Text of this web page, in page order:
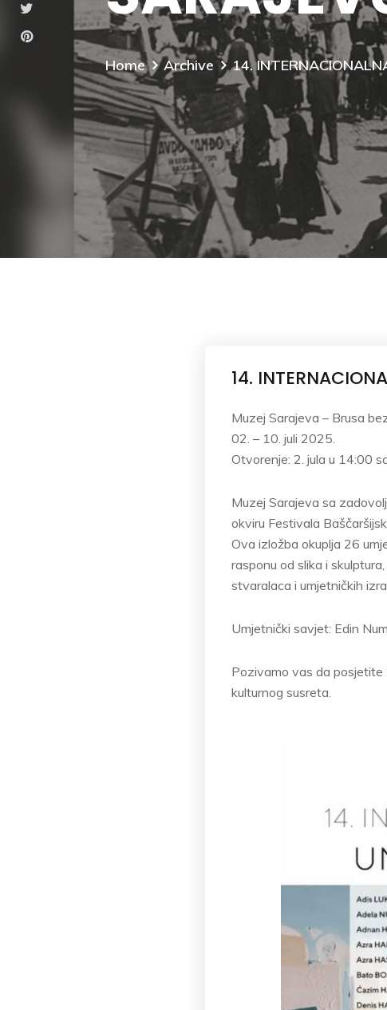
Home Archive 14.
14.
Muzej Sarajeva – Brusa
02. – 10. juli 2025.
Otvorenje: 2. jula u 14:00
Muzej Sarajeva sa
okviru Festivala
Ova izložba okuplja 26
rasponu od slika i
stvaralaca i umjetničkih
Umjetnički savjet: Edin
Pozivamo vas da posjetite
kulturnog susreta.